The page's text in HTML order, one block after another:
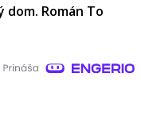
Román To